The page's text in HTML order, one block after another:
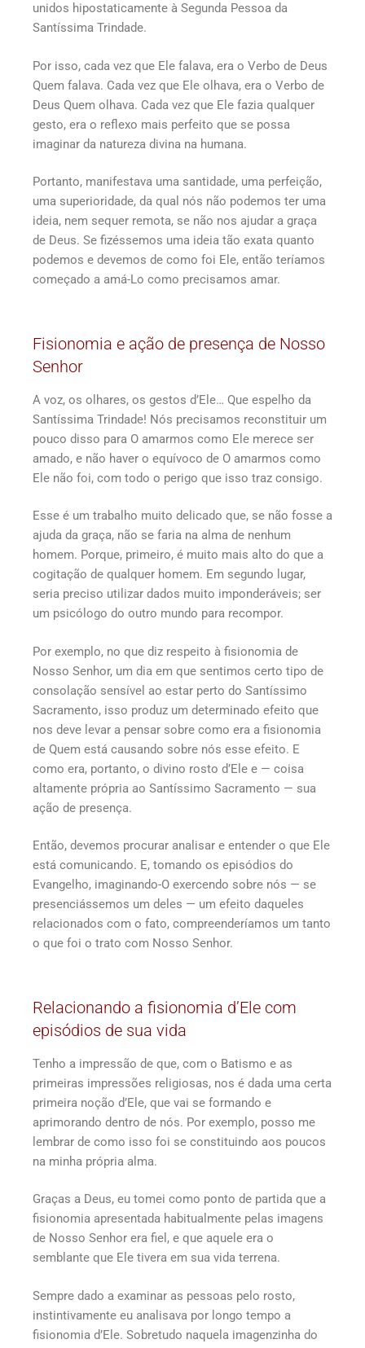
unidos hipostaticamente à Segunda Pessoa da
Santíssima Trindade.
Por isso, cada vez que Ele falava, era o Verbo de Deus
Quem falava. Cada vez que Ele olhava, era o Verbo de
Deus Quem olhava. Cada vez que Ele fazia qualquer
gesto, era o reflexo mais perfeito que se possa
imaginar da natureza divina na humana.
Portanto, manifestava uma santidade, uma perfeição,
uma superioridade, da qual nós não podemos ter uma
ideia, nem sequer remota, se não nos ajudar a graça
de Deus. Se fizéssemos uma ideia tão exata quanto
podemos e devemos de como foi Ele, então teríamos
começado a amá-Lo como precisamos amar.
Fisionomia e ação de presença de Nosso
Senhor
A voz, os olhares, os gestos d’Ele… Que espelho da
Santíssima Trindade! Nós precisamos reconstituir um
pouco disso para O amarmos como Ele merece ser
amado, e não haver o equívoco de O amarmos como
Ele não foi, com todo o perigo que isso traz consigo.
Esse é um trabalho muito delicado que, se não fosse a
ajuda da graça, não se faria na alma de nenhum
homem. Porque, primeiro, é muito mais alto do que a
cogitação de qualquer homem. Em segundo lugar,
seria preciso utilizar dados muito imponderáveis; ser
um psicólogo do outro mundo para recompor.
Por exemplo, no que diz respeito à fisionomia de
Nosso Senhor, um dia em que sentimos certo tipo de
consolação sensível ao estar perto do Santíssimo
Sacramento, isso produz um determinado efeito que
nos deve levar a pensar sobre como era a fisionomia
de Quem está causando sobre nós esse efeito. E
como era, portanto, o divino rosto d’Ele e — coisa
altamente própria ao Santíssimo Sacramento — sua
ação de presença.
Então, devemos procurar analisar e entender o que Ele
está comunicando. E, tomando os episódios do
Evangelho, imaginando-O exercendo sobre nós — se
presenciássemos um deles — um efeito daqueles
relacionados com o fato, compreenderíamos um tanto
o que foi o trato com Nosso Senhor.
Relacionando a fisionomia d’Ele com
episódios de sua vida
Tenho a impressão de que, com o Batismo e as
primeiras impressões religiosas, nos é dada uma certa
primeira noção d’Ele, que vai se formando e
aprimorando dentro de nós. Por exemplo, posso me
lembrar de como isso foi se constituindo aos poucos
na minha própria alma.
Graças a Deus, eu tomei como ponto de partida que a
fisionomia apresentada habitualmente pelas imagens
de Nosso Senhor era fiel, e que aquele era o
semblante que Ele tivera em sua vida terrena.
Sempre dado a examinar as pessoas pelo rosto,
instintivamente eu analisava por longo tempo a
fisionomia d’Ele. Sobretudo naquela imagenzinha do